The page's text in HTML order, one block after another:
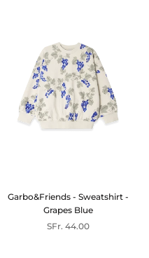
Garbo&Friends - Sweatshirt -
Grapes Blue
SFr. 44.00